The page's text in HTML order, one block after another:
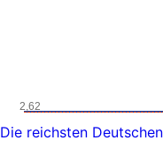
2,62
Die reichsten Deutschen